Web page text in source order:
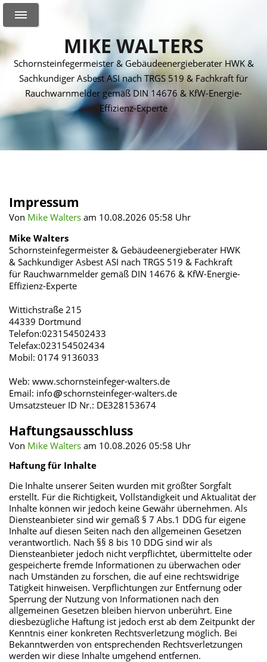
MIKE WALTERS
Schornsteinfegermeister & Gebäudeenergieberater HWK &
Sachkundiger Asbest ASI nach TRGS 519 & Fachkraft für
Rauchwarnmelder gemäß DIN 14676 & KfW-Energie-
Effizienz-Experte
Impressum
Von Mike Waltersam 10.08.2026 05:58 Uhr
Mike Walters
Schornsteinfegermeister & Gebäudeenergieberater HWK
& Sachkundiger Asbest ASI nach TRGS 519 & Fachkraft
für Rauchwarnmelder gemäß DIN 14676 & KfW-Energie-
Effizienz-Experte
Wittichstraße 215
44339 Dortmund
Telefon:023154502433
Telefax:023154502434
Mobil: 0174 9136033
Web: www.schornsteinfeger-walters.de
Email: info
schornsteinfeger-walters.de
Umsatzsteuer ID Nr.: DE328153674
Haftungsausschluss
Von Mike Waltersam 10.08.2026 05:58 Uhr
Haftung für Inhalte
Die Inhalte unserer Seiten wurden mit größter Sorgfalt
erstellt. Für die Richtigkeit, Vollständigkeit und Aktualität der
Inhalte können wir jedoch keine Gewähr übernehmen. Als
Diensteanbieter sind wir gemäß § 7 Abs.1 DDG für eigene
Inhalte auf diesen Seiten nach den allgemeinen Gesetzen
verantwortlich. Nach §§ 8 bis 10 DDG sind wir als
Diensteanbieter jedoch nicht verpflichtet, übermittelte oder
gespeicherte fremde Informationen zu überwachen oder
nach Umständen zu forschen, die auf eine rechtswidrige
Tätigkeit hinweisen. Verpflichtungen zur Entfernung oder
Sperrung der Nutzung von Informationen nach den
allgemeinen Gesetzen bleiben hiervon unberührt. Eine
diesbezügliche Haftung ist jedoch erst ab dem Zeitpunkt der
Kenntnis einer konkreten Rechtsverletzung möglich. Bei
Bekanntwerden von entsprechenden Rechtsverletzungen
werden wir diese Inhalte umgehend entfernen.